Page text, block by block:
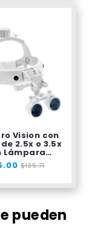
Vision con
2.5x o 3.5x
Lámpara
Precio
oferta
$135.71
pueden